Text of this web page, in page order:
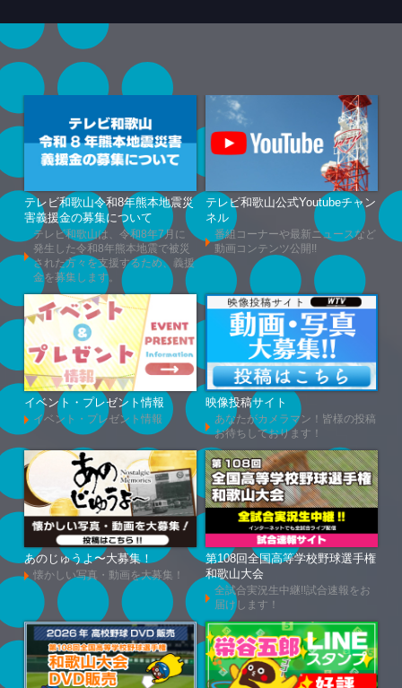
テレビ和歌山令和8年熊本地震災
害義援金の募集について
テレビ和歌山は、令和8年7月に
発生した令和8年熊本地震で被災
された方々を支援するため、義援
金を募集します。
テレビ和歌山公式Youtubeチャン
ネル
番組コーナーや最新ニュースなど
動画コンテンツ公開!!
イベント・プレゼント情報
イベント・プレゼント情報
映像投稿サイト
あなたがカメラマン！皆様の投稿
お待ちしております！
あのじゅうよ〜大募集！
懐かしい写真・動画を大募集！
第108回全国高等学校野球選手権
和歌山大会
全試合実況生中継!!試合速報をお
届けします！